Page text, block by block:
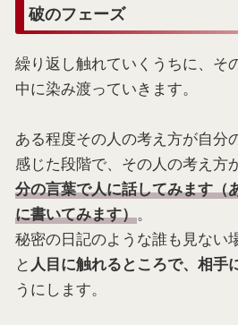
破のフェーズ
繰り返し触れていくうちに、そ
中に染み渡っていきます。
ある程度その人の考え方が自分
感じた段階で、その人の考え方
分の言葉で人に話してみます（
に書いてみます）。
秘密の日記のような誰も見ない
と 人目に触れるところで、相手
うにします。